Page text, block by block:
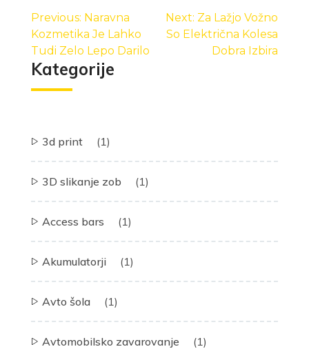
prispevka
Previous: Naravna
Kozmetika Je Lahko
Tudi Zelo Lepo Darilo
Next: Za Lažjo Vožno
So Električna Kolesa
Dobra Izbira
Kategorije
3d print (1)
3D slikanje zob (1)
Access bars (1)
Akumulatorji (1)
Avto šola (1)
Avtomobilsko zavarovanje (1)